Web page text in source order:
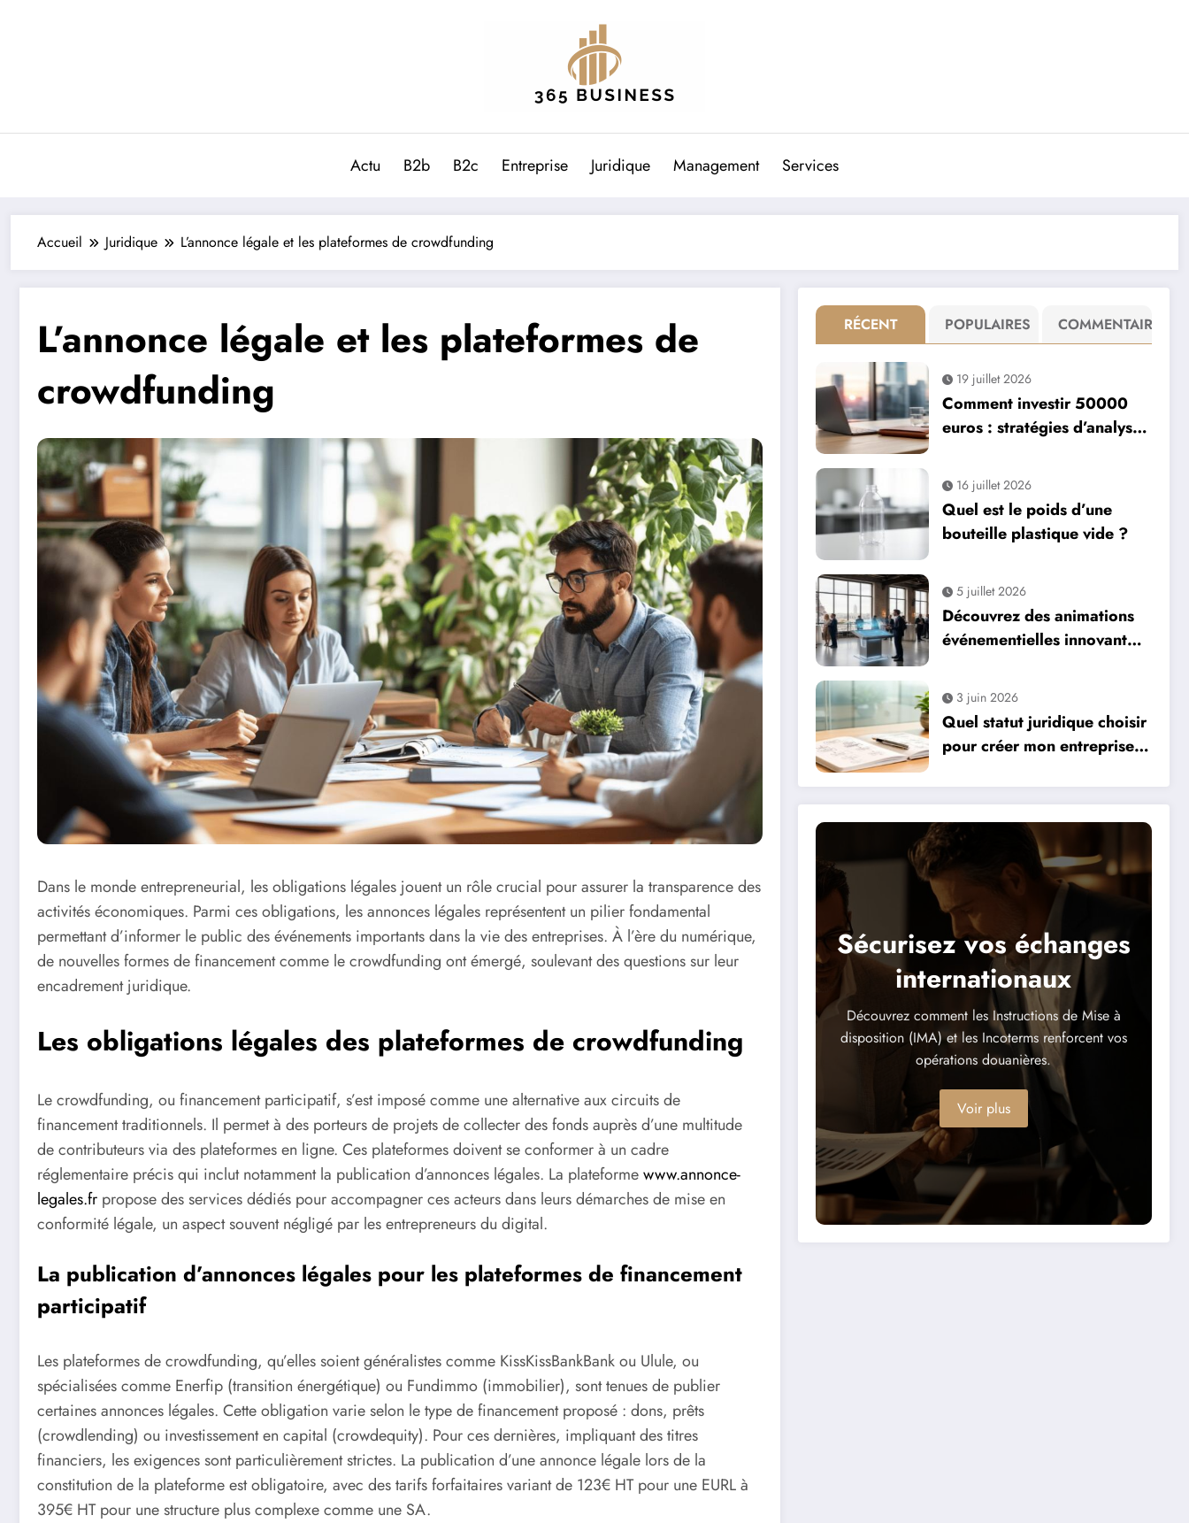
Actu B2b B2c Entreprise Juridique Management Services
Accueil Juridique L’annonce légale et les plateformes de crowdfunding
L’annonce légale et les plateformes de
crowdfunding
Dans le monde entrepreneurial, les obligations légales jouent un rôle crucial pour assurer la transparence des
activités économiques. Parmi ces obligations, les annonces légales représentent un pilier fondamental
permettant d’informer le public des événements importants dans la vie des entreprises. À l’ère du numérique,
de nouvelles formes de financement comme le crowdfunding ont émergé, soulevant des questions sur leur
encadrement juridique.
Les obligations légales des plateformes de crowdfunding
Le crowdfunding, ou financement participatif, s’est imposé comme une alternative aux circuits de
financement traditionnels. Il permet à des porteurs de projets de collecter des fonds auprès d’une multitude
de contributeurs via des plateformes en ligne. Ces plateformes doivent se conformer à un cadre
réglementaire précis qui inclut notamment la publication d’annonces légales. La plateformewww.annonce-
legales.fr propose des services dédiés pour accompagner ces acteurs dans leurs démarches de mise en
conformité légale, un aspect souvent négligé par les entrepreneurs du digital.
La publication d’annonces légales pour les plateformes de financement
participatif
Les plateformes de crowdfunding, qu’elles soient généralistes comme KissKissBankBank ou Ulule, ou
spécialisées comme Enerfip (transition énergétique) ou Fundimmo (immobilier), sont tenues de publier
certaines annonces légales. Cette obligation varie selon le type de financement proposé : dons, prêts
(crowdlending) ou investissement en capital (crowdequity). Pour ces dernières, impliquant des titres
financiers, les exigences sont particulièrement strictes. La publication d’une annonce légale lors de la
constitution de la plateforme est obligatoire, avec des tarifs forfaitaires variant de 123€ HT pour une EURL à
395€ HT pour une structure plus complexe comme une SA.
RÉCENT POPULAIRES COMMENTAIRE
19 juillet 2026
Comment investir 50000
euros : stratégies d’analyse
maximiser votre capital
16 juillet 2026
Quel est le poids d’une
bouteille plastique vide ?
5 juillet 2026
Découvrez des animations
événementielles innovantes
événements d’entreprise à
Paris
3 juin 2026
Quel statut juridique choisir
pour créer mon entreprise ?
micro-entreprise)
Sécurisez vos échanges
internationaux
Découvrez comment les Instructions de Mise à
disposition (IMA) et les Incoterms renforcent vos
opérations douanières.
Voir plus